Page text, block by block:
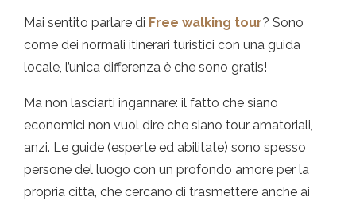
Mai sentito parlare di Free walking tour? Sono
come dei normali itinerari turistici con una guida
locale, l’unica differenza è che sono gratis!
Ma non lasciarti ingannare: il fatto che siano
economici non vuol dire che siano tour amatoriali,
anzi. Le guide (esperte ed abilitate) sono spesso
persone del luogo con un profondo amore per la
propria città, che cercano di trasmettere anche ai